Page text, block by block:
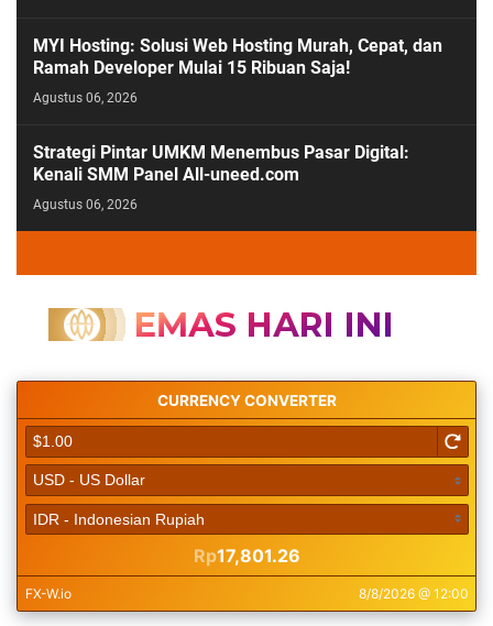
MYI Hosting: Solusi Web Hosting Murah, Cepat, dan
Ramah Developer Mulai 15 Ribuan Saja!
Agustus 06, 2026
Strategi Pintar UMKM Menembus Pasar Digital:
Kenali SMM Panel All-uneed.com
Agustus 06, 2026